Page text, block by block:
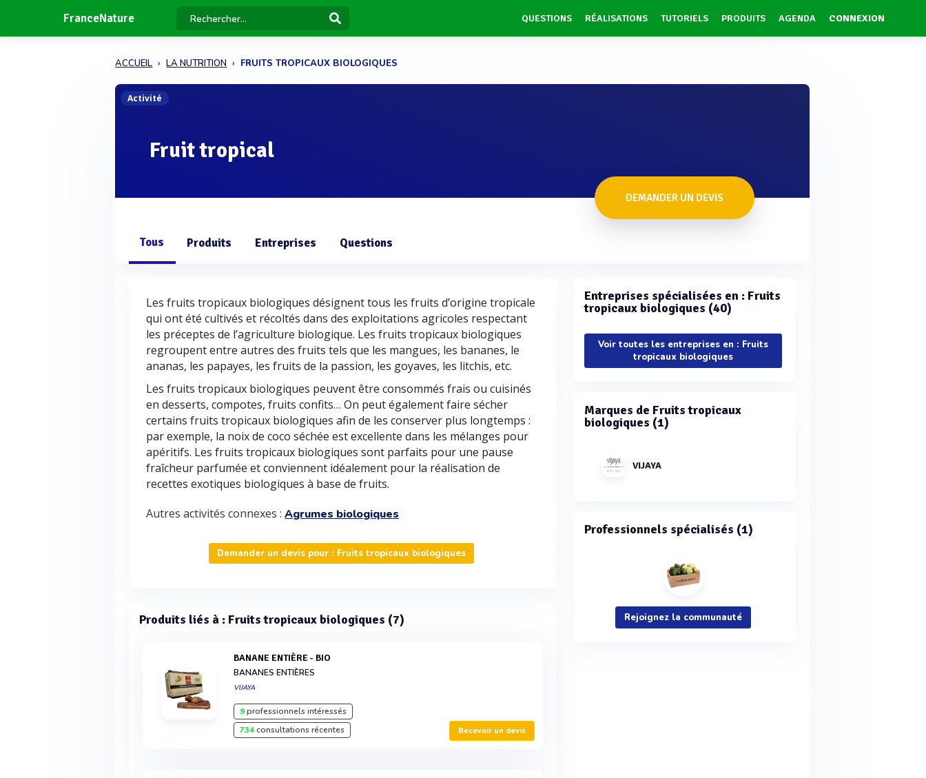
FranceNature QUESTIONS RÉALISATIONS TUTORIELS PRODUITS AGENDA CONNEXION
ACCUEIL LA NUTRITION FRUITS TROPICAUX BIOLOGIQUES
Activité
Fruit tropical
DEMANDER UN DEVIS
Tous Produits Entreprises Questions
Les fruits tropicaux biologiques désignent tous les fruits d’origine tropicale
qui ont été cultivés et récoltés dans des exploitations agricoles respectant
les préceptes de l’agriculture biologique. Les fruits tropicaux biologiques
regroupent entre autres des fruits tels que les mangues, les bananes, le
ananas, les papayes, les fruits de la passion, les goyaves, les litchis, etc.
Les fruits tropicaux biologiques peuvent être consommés frais ou cuisinés
en desserts, compotes, fruits confits… On peut également faire sécher
certains fruits tropicaux biologiques afin de les conserver plus longtemps :
par exemple, la noix de coco séchée est excellente dans les mélanges pour
apéritifs. Les fruits tropicaux biologiques sont parfaits pour une pause
fraîcheur parfumée et conviennent idéalement pour la réalisation de
recettes exotiques biologiques à base de fruits.
Autres activités connexes :Agrumes biologiques
Demander un devis pour : Fruits tropicaux biologiques
Produits liés à : Fruits tropicaux biologiques (7)
BANANE ENTIÈRE - BIO
BANANES ENTIÈRES
VIJAYA
9professionnels intéressés
734consultations récentes Recevoir un devis
Entreprises spécialisées en : Fruits
tropicaux biologiques (40)
Voir toutes les entreprises en : Fruits
tropicaux biologiques
Marques de Fruits tropicaux
biologiques (1)
VIJAYA
Professionnels spécialisés (1)
Rejoignez la communauté